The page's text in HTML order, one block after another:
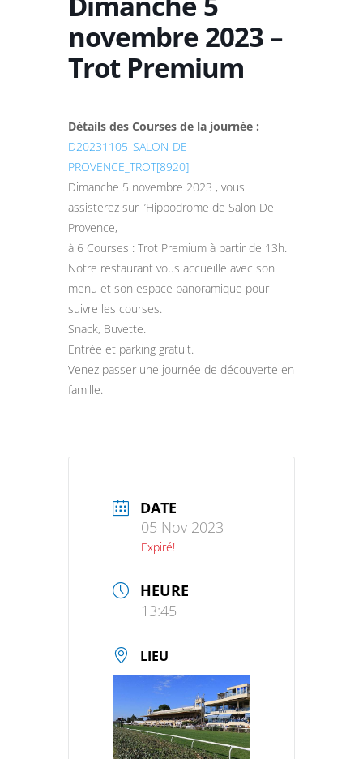
novembre 2023 –
Trot Premium
Détails des Courses de la journée :
D20231105_SALON-DE-
PROVENCE_TROT[8920]
Dimanche 5 novembre 2023 , vous
assisterez sur l’Hippodrome de Salon De
Provence,
à 6 Courses : Trot Premium à partir de 13h.
Notre restaurant vous accueille avec son
menu et son espace panoramique pour
suivre les courses.
Snack, Buvette.
Entrée et parking gratuit.
Venez passer une journée de découverte en
famille.
DATE
05 Nov 2023
Expiré!
HEURE
13:45
LIEU